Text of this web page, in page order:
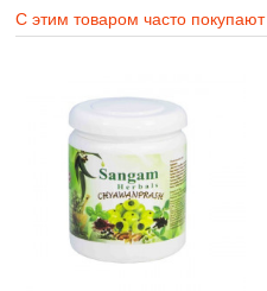
С этим товаром часто покупают